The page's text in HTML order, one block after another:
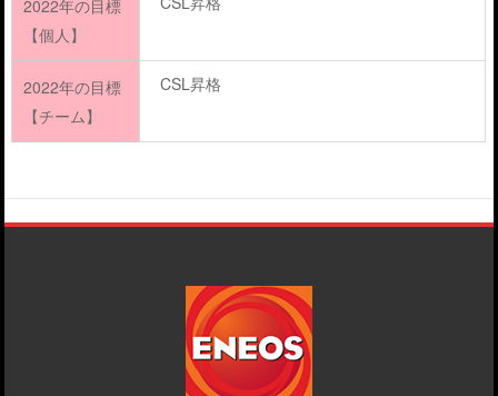
2022年の目標
【個人】
2022年の目標
【チーム】
CSL昇格